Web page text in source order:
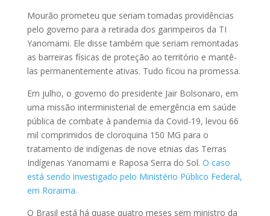
Mourão prometeu que seriam tomadas providências
pelo governo para a retirada dos garimpeiros da TI
Yanomami. Ele disse também que seriam remontadas
as barreiras físicas de proteção ao território e mantê-
las permanentemente ativas. Tudo ficou na promessa.
Em julho, o governo do presidente Jair Bolsonaro, em
uma missão interministerial de emergência em saúde
pública de combate à pandemia da Covid-19, levou 66
mil comprimidos de cloroquina 150 MG para o
tratamento de indígenas de nove etnias das Terras
Indígenas Yanomami e Raposa Serra do Sol. O caso
está sendo investigado pelo Ministério Público Federal,
em Roraima.
O Brasil está há quase quatro meses sem ministro da